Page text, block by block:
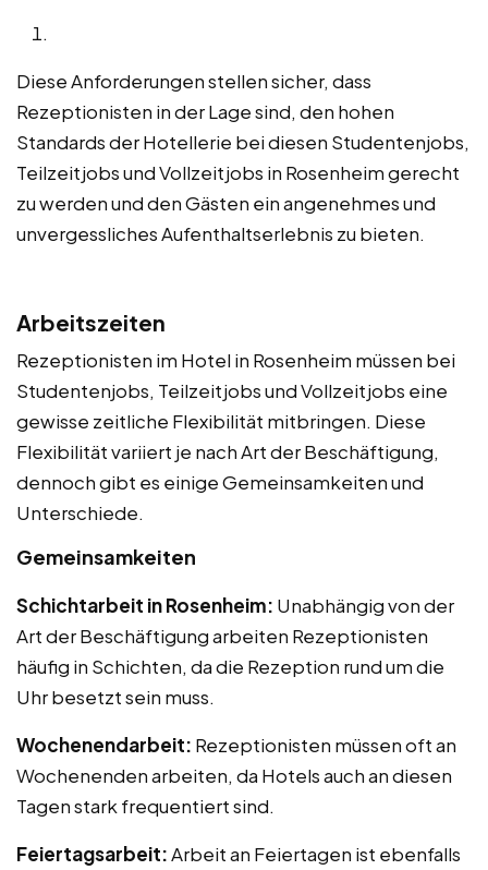
Diese Anforderungen stellen sicher, dass
Rezeptionisten in der Lage sind, den hohen
Standards der Hotellerie bei diesen Studentenjobs,
Teilzeitjobs und Vollzeitjobs in Rosenheim gerecht
zu werden und den Gästen ein angenehmes und
unvergessliches Aufenthaltserlebnis zu bieten.
Arbeitszeiten
Rezeptionisten im Hotel in Rosenheim müssen bei
Studentenjobs, Teilzeitjobs und Vollzeitjobs eine
gewisse zeitliche Flexibilität mitbringen. Diese
Flexibilität variiert je nach Art der Beschäftigung,
dennoch gibt es einige Gemeinsamkeiten und
Unterschiede.
Gemeinsamkeiten
Schichtarbeit in Rosenheim: Unabhängig von der
Art der Beschäftigung arbeiten Rezeptionisten
häufig in Schichten, da die Rezeption rund um die
Uhr besetzt sein muss.
Wochenendarbeit: Rezeptionisten müssen oft an
Wochenenden arbeiten, da Hotels auch an diesen
Tagen stark frequentiert sind.
Feiertagsarbeit:Arbeit an Feiertagen ist ebenfalls